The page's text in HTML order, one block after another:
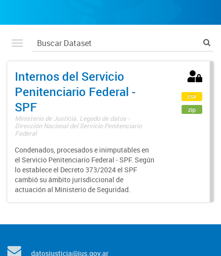
Internos del Servicio
Penitenciario Federal -
SPF
Ministerio de Justicia. Legado de datos -
Dirección Nacional del Servicio Penitenciario
Federal
Condenados, procesados e inimputables en
el Servicio Penitenciario Federal - SPF. Según
lo establece el Decreto 373/2024 el SPF
cambió su ámbito jurisdiccional de
actuación al Ministerio de Seguridad.
csv
zip
datosjusticia@jus.gov.ar